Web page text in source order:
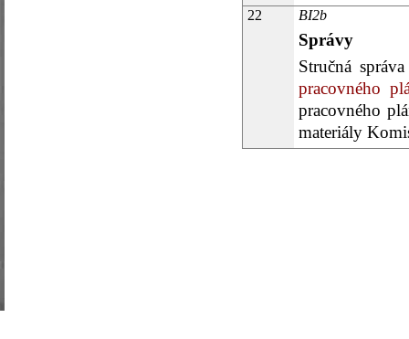
22 BI2b
Správy
Stručná
pracovného
pracovného
materiály